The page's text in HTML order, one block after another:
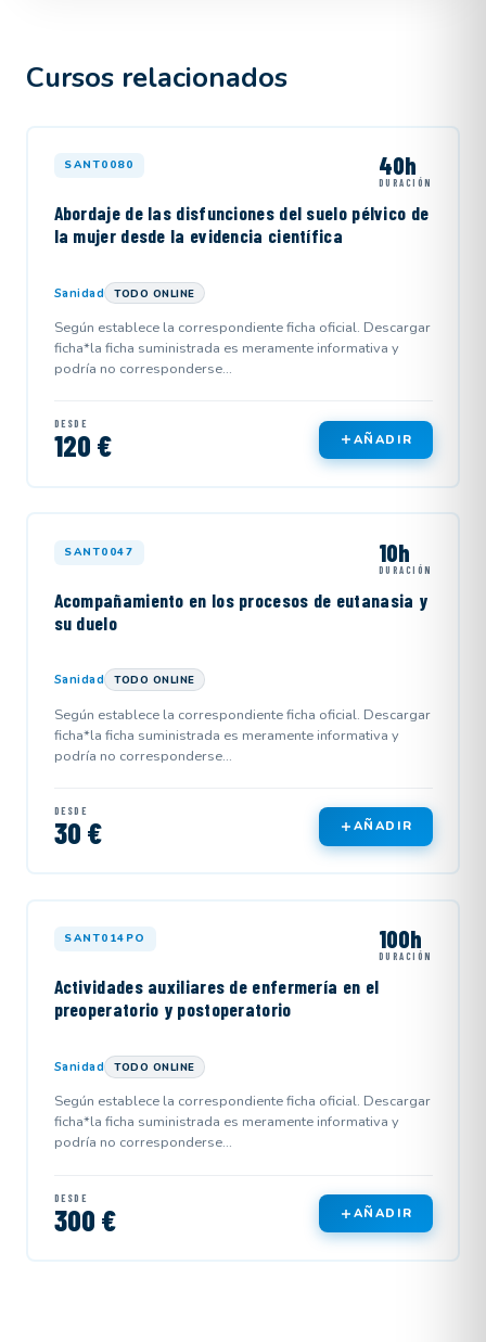
Cursos relacionados
SANT0080 40h
DURACIÓN
Abordaje de las disfunciones del suelo pélvico de
la mujer desde la evidencia científica
Sanidad TODO ONLINE
Según establece la correspondiente ficha oficial. Descargar
ficha*la ficha suministrada es meramente informativa y
podría no corresponderse...
DESDE
120 € AÑADIR
SANT0047 10h
DURACIÓN
Acompañamiento en los procesos de eutanasia y
su duelo
Sanidad TODO ONLINE
Según establece la correspondiente ficha oficial. Descargar
ficha*la ficha suministrada es meramente informativa y
podría no corresponderse...
DESDE
30 € AÑADIR
SANT014PO 100h
DURACIÓN
Actividades auxiliares de enfermería en el
preoperatorio y postoperatorio
Sanidad TODO ONLINE
Según establece la correspondiente ficha oficial. Descargar
ficha*la ficha suministrada es meramente informativa y
podría no corresponderse...
DESDE
300 € AÑADIR